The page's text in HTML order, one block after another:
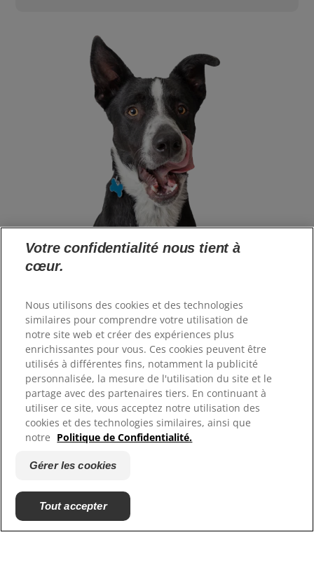
Langue
Ressources
Contactez-nous
Plan du site
Où acheter
Nos sites
Carrières
Votre confidentialité nous tient à
cœur.
Nous utilisons des cookies et des technologies
similaires pour comprendre votre utilisation de
notre site web et créer des expériences plus
enrichissantes pour vous. Ces cookies peuvent être
utilisés à différentes fins, notamment la publicité
personnalisée, la mesure de l'utilisation du site et le
partage avec des partenaires tiers. En continuant à
utiliser ce site, vous acceptez notre utilisation des
cookies et des technologies similaires, ainsi que
notre Politique de Confidentialité.
Gérer les cookies
Tout accepter